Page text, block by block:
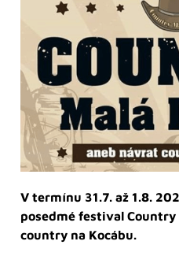
V termínu 31.7. až 1.8.
posedmé festival
country na Kocábu.